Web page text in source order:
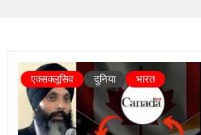
एक्सक्लूसिव दुनिया भारत